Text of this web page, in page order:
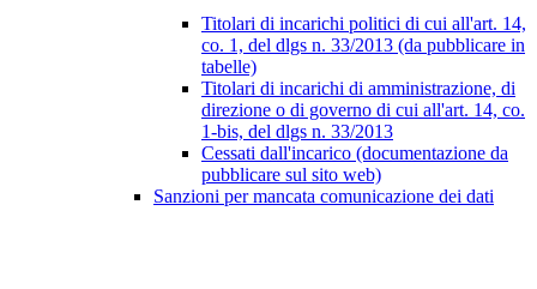
Titolari di incarichi politici di cui all'art. 14,
co. 1, del dlgs n. 33/2013 (da pubblicare in
tabelle)
Titolari di incarichi di amministrazione, di
direzione o di governo di cui all'art. 14, co.
1-bis, del dlgs n. 33/2013
Cessati dall'incarico (documentazione da
pubblicare sul sito web)
Sanzioni per mancata comunicazione dei dati